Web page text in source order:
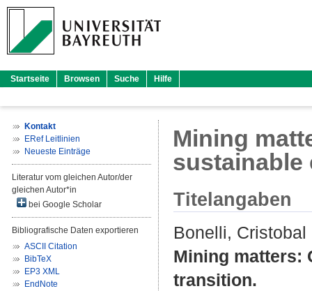
Startseite Browsen Suche Hilfe
Kontakt
ERef Leitlinien
Neueste Einträge
Literatur vom gleichen Autor/der
gleichen Autor*in
bei Google Scholar
Bibliografische Daten exportieren
ASCII Citation
BibTeX
EP3 XML
EndNote
Mining
sustainable
Titelangaben
Bonelli, Cristobal
Mining matters:
transition.